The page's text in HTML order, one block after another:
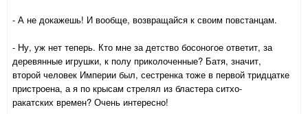
- А не докажешь! И вообще, возвращайся к своим повстанцам.
- Ну, уж нет теперь. Кто мне за детство босоногое ответит, за
деревянные игрушки, к полу приколоченные? Батя, значит,
второй человек Империи был, сестренка тоже в первой тридцатке
пристроена, а я по крысам стрелял из бластера ситхо-
ракатских времен? Очень интересно!